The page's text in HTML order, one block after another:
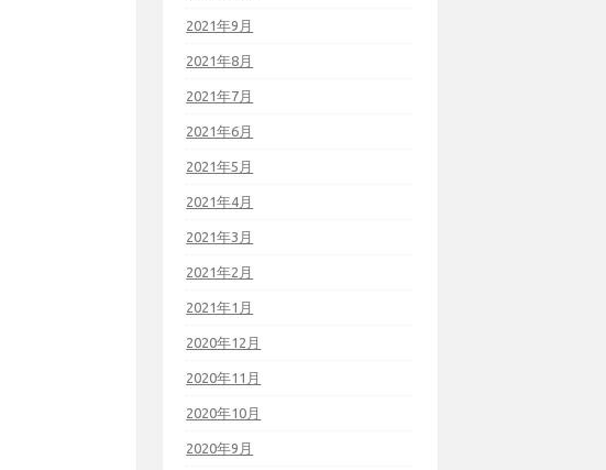
2021年9月
2021年8月
2021年7月
2021年6月
2021年5月
2021年4月
2021年3月
2021年2月
2021年1月
2020年12月
2020年11月
2020年10月
2020年9月